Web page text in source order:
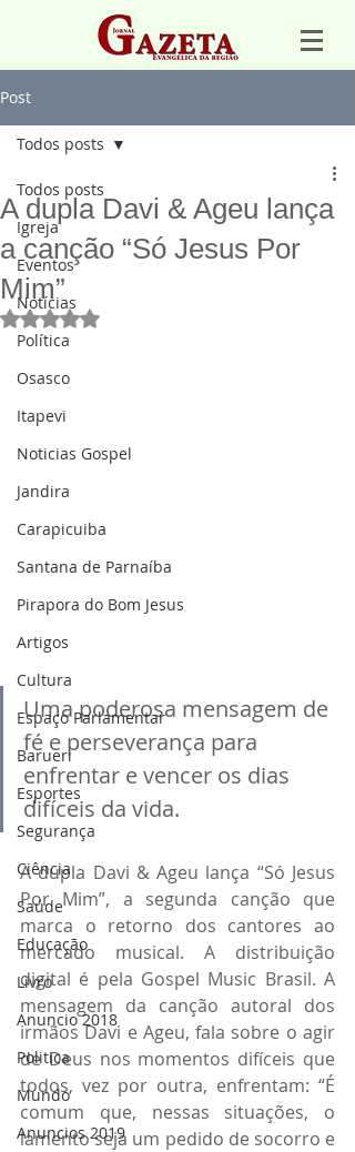
Post
Todos posts
Igreja
Eventos
Notícias
Política
Osasco
Itapevi
Noticias Gospel
Jandira
Carapicuiba
Santana de Parnaíba
Pirapora do Bom Jesus
Artigos
Cultura
Espaço Parlamentar
Barueri
Esportes
Segurança
Ciência
Saúde
Educação
Livro
Anuncio 2018
Politica
Mundo
Anuncios 2019
Todos posts
A dupla Davi & Ageu lança
a canção “Só Jesus Por
Mim”
Avaliado com NaN de 5 estrelas.
Uma poderosa mensagem de
fé e perseverança para
enfrentar e vencer os dias
difíceis da vida.
A dupla Davi & Ageu lança “Só Jesus
Por Mim”, a segunda canção que
marca o retorno dos cantores ao
mercado musical. A distribuição
digital é pela Gospel Music Brasil. A
mensagem da canção autoral dos
irmãos Davi e Ageu, fala sobre o agir
de Deus nos momentos difíceis que
todos, vez por outra, enfrentam: “É
comum que, nessas situações, o
lamento seja um pedido de socorro e